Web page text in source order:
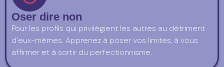
Oser dire non
Pour les profils qui privilégient les autres au détriment
d’eux-mêmes. Apprenez à poser vos limites, à vous
affirmer et à sortir du perfectionnisme.